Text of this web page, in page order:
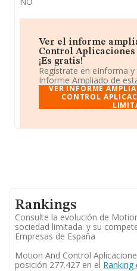
Ver el informe
Control
¡Es gratis!
Regístrate en eInforma
Informe Ampliado de
VER INFORME
CONTROL
Rankings
Consulte la evolución de
sociedad limitada. y su
Empresas de España
Motion And Control
posición 277.427 en el Ranking